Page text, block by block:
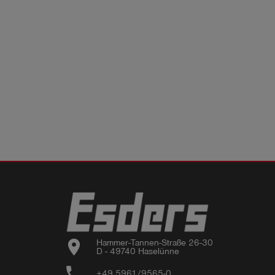
location_on
Hammer-Tannen-Straße 26-30
D - 49740 Haselünne
+49 5961/9565-0